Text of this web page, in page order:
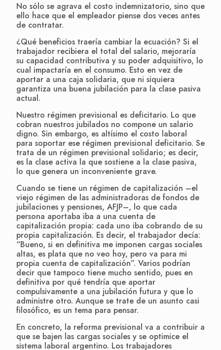
No sólo se agrava el costo indemnizatorio, sino que
ello hace que el empleador piense dos veces antes
de contratar.
¿Qué beneficios traería cambiar la ecuación? Si el
trabajador recibiera el total del salario, mejoraría
su capacidad contributiva y su poder adquisitivo, lo
cual impactaría en el consumo. Esto en vez de
aportar a una caja solidaria, que ni siquiera
garantiza una buena jubilación para la clase pasiva
actual.
Nuestro régimen previsional es deficitario. Lo que
cobran nuestros jubilados no compone un salario
digno. Sin embargo, es altísimo el costo laboral
para soportar ese régimen previsional deficitario. Se
trata de un régimen previsional solidario; es decir,
es la clase activa la que sostiene a la clase pasiva,
lo que genera un inconveniente grave.
Cuando se tiene un régimen de capitalización –el
viejo régimen de las administradoras de fondos de
jubilaciones y pensiones, AFJP–, lo que cada
persona aportaba iba a una cuenta de
capitalización propia: cada uno iba cobrando de su
propia capitalización. Es decir, el trabajador decía:
“Bueno, si en definitiva me imponen cargas sociales
altas, es plata que no veo hoy, pero va para mi
propia cuenta de capitalización”. Varios podrían
decir que tampoco tiene mucho sentido, pues en
definitiva por qué tendría que aportar
compulsivamente a una jubilación futura y que lo
administre otro. Aunque se trate de un asunto casi
filosófico, es un tema para pensar.
En concreto, la reforma previsional va a contribuir a
que se bajen las cargas sociales y se optimice el
sistema laboral argentino. Los trabajadores